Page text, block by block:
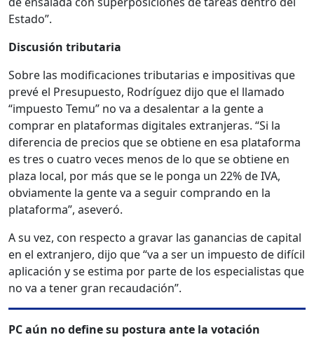
Estado”.
Discusión tributaria
Sobre las modificaciones tributarias e impositivas que
prevé el Presupuesto, Rodríguez dijo que el llamado
“impuesto Temu” no va a desalentar a la gente a
comprar en plataformas digitales extranjeras. “Si la
diferencia de precios que se obtiene en esa plataforma
es tres o cuatro veces menos de lo que se obtiene en
plaza local, por más que se le ponga un 22% de IVA,
obviamente la gente va a seguir comprando en la
plataforma”, aseveró.
A su vez, con respecto a gravar las ganancias de capital
en el extranjero, dijo que “va a ser un impuesto de difícil
aplicación y se estima por parte de los especialistas que
no va a tener gran recaudación”.
PC aún no define su postura ante la votación